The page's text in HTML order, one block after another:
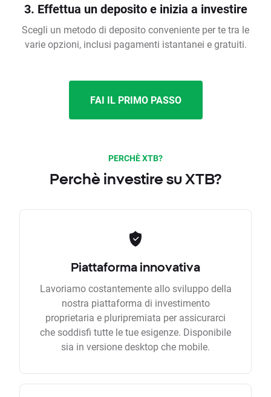
3. Effettua un deposito e inizia a investire
Scegli un metodo di deposito conveniente per te tra le
varie opzioni, inclusi pagamenti istantanei e gratuiti.
FAI IL PRIMO PASSO
PERCHÈ XTB?
Perchè investire su XTB?
Piattaforma innovativa
Lavoriamo costantemente allo sviluppo della
nostra piattaforma di investimento
proprietaria e pluripremiata per assicurarci
che soddisfi tutte le tue esigenze. Disponibile
sia in versione desktop che mobile.